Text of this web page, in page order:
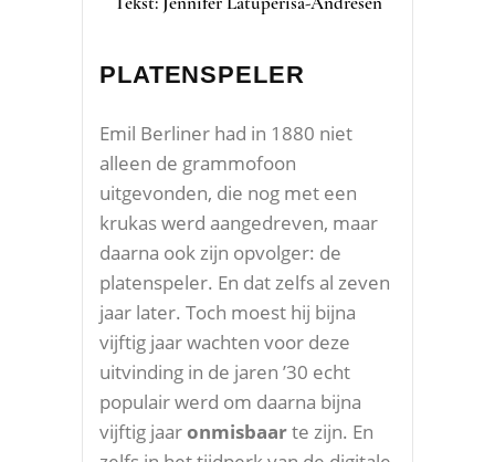
PLATENSPELER
Emil Berliner had in 1880 niet
alleen de grammofoon
uitgevonden, die nog met een
krukas werd aangedreven, maar
daarna ook zijn opvolger: de
platenspeler. En dat zelfs al zeven
jaar later. Toch moest hij bijna
vijftig jaar wachten voor deze
uitvinding in de jaren ’30 echt
populair werd om daarna bijna
vijftig jaaronmisbaarte zijn. En